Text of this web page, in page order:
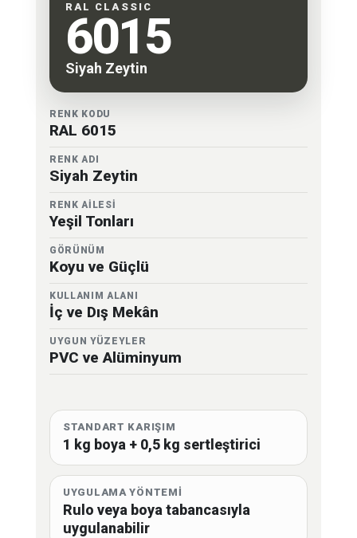
RAL CLASSIC
6015
Siyah Zeytin
RENK KODU
RAL 6015
RENK ADI
Siyah Zeytin
RENK AİLESİ
Yeşil Tonları
GÖRÜNÜM
Koyu ve Güçlü
KULLANIM ALANI
İç ve Dış Mekân
UYGUN YÜZEYLER
PVC ve Alüminyum
STANDART KARIŞIM
1 kg boya + 0,5 kg sertleştirici
UYGULAMA YÖNTEMİ
Rulo veya boya tabancasıyla
uygulanabilir